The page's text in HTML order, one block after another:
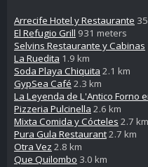
Arrecife Hotel y Restaurante
El Refugio Grill 931 meters
Selvins Restaurante y Cabinas
La Ruedita 1.9 km
Soda Playa Chiquita 2.1 km
GypSea Café 2.3 km
La Leyenda de L'Antico Forno
Pizzeria Pulcinella 2.6 km
Mixta Comida y Cócteles 2.7 km
Pura Gula Restaurant2.7 km
Otra Vez 2.8 km
Que Quilombo 3.0 km